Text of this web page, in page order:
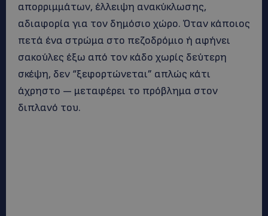
απορριμμάτων, έλλειψη ανακύκλωσης,
αδιαφορία για τον δημόσιο χώρο. Όταν κάποιος
πετά ένα στρώμα στο πεζοδρόμιο ή αφήνει
σακούλες έξω από τον κάδο χωρίς δεύτερη
σκέψη, δεν “ξεφορτώνεται” απλώς κάτι
άχρηστο — μεταφέρει το πρόβλημα στον
διπλανό του.